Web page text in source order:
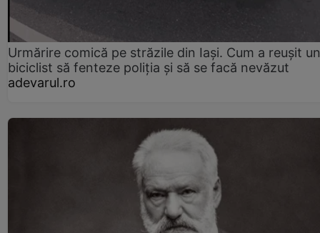
Urmărire comică pe străzile din Iași. Cum a reușit un
biciclist să fenteze poliția și să se facă nevăzut
adevarul.ro